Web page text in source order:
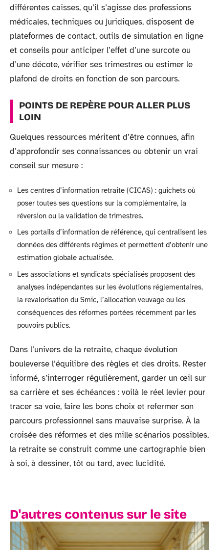
différentes caisses, qu’il s’agisse des professions
médicales, techniques ou juridiques, disposent de
plateformes de contact, outils de simulation en ligne
et conseils pour anticiper l’effet d’une surcote ou
d’une décote, vérifier ses trimestres ou estimer le
plafond de droits en fonction de son parcours.
POINTS DE REPÈRE POUR ALLER PLUS
LOIN
Quelques ressources méritent d’être connues, afin
d’approfondir ses connaissances ou obtenir un vrai
conseil sur mesure :
Les centres d’information retraite (CICAS) : guichets où
poser toutes ses questions sur la complémentaire, la
réversion ou la validation de trimestres.
Les portails d’information de référence, qui centralisent les
données des différents régimes et permettent d’obtenir une
estimation globale actualisée.
Les associations et syndicats spécialisés proposent des
analyses indépendantes sur les évolutions réglementaires,
la revalorisation du Smic, l’allocation veuvage ou les
conséquences des réformes portées récemment par les
pouvoirs publics.
Dans l’univers de la retraite, chaque évolution
bouleverse l’équilibre des règles et des droits. Rester
informé, s’interroger régulièrement, garder un œil sur
sa carrière et ses échéances : voilà le réel levier pour
tracer sa voie, faire les bons choix et refermer son
parcours professionnel sans mauvaise surprise. À la
croisée des réformes et des mille scénarios possibles,
la retraite se construit comme une cartographie bien
à soi, à dessiner, tôt ou tard, avec lucidité.
D'autres contenus sur le site